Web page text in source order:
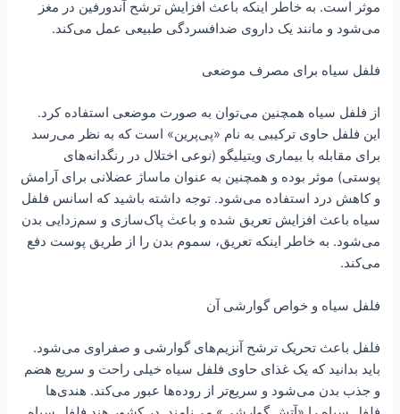
موثر است. به خاطر اینکه باعث افزایش ترشح آندورفین در مغز
می‌شود و مانند یک داروی ضدافسردگی طبیعی عمل می‌کند.
فلفل سیاه برای مصرف موضعی
از فلفل سیاه همچنین می‌توان به صورت موضعی استفاده کرد.
این فلفل حاوی ترکیبی به نام «پی‌پرین» است که به نظر می‌رسد
برای مقابله با بیماری ویتیلیگو (نوعی اختلال در رنگدانه‌های
پوستی) موثر بوده و همچنین به عنوان ماساژ عضلانی برای آرامش
و کاهش درد استفاده می‌شود. توجه داشته باشید که اسانس فلفل
سیاه باعث افزایش تعریق شده و باعث پاک‌سازی و سم‌زدایی بدن
می‌شود. به خاطر اینکه تعریق، سموم بدن را از طریق پوست دفع
می‌کند.
فلفل سیاه و خواص گوارشی آن
فلفل باعث تحریک ترشح آنزیم‌های گوارشی و صفراوی می‌شود.
باید بدانید که یک غذای حاوی فلفل سیاه خیلی راحت و سریع هضم
و جذب بدن می‌شود و سریع‌تر از روده‌ها عبور می‌کند. هندی‌ها